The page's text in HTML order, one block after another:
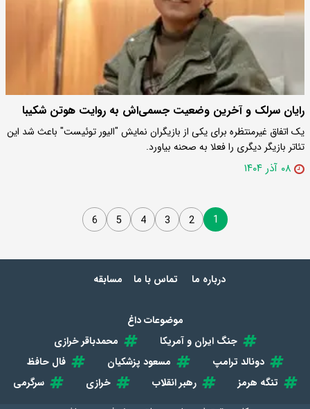
رایان سرلک و آخرین وضعیت‌ جسمی‌اش به روایت هوتن شکیبا
یک اتفاق غیرمنتظره برای یکی از بازیگران‌ نمایش "الیور توئیست" باعث شد این
تئاتر بازیگر دیگری را فعلا به صحنه بیاورد.
۰۸ آذر ۱۴۰۴
1
2
3
4
5
6
درباره ما تماس با ما مسابقه
موضوعات داغ
جنگ ایران و آمریکا
محمدباقر خرازی
دونالد ترامپ
مسعود پزشکیان
فال حافظ
تنگه هرمز
رهبر انقلاب خرازی
سرگرمی